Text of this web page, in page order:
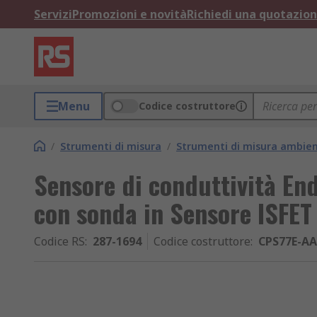
ServiziPromozioni e novitàRichiedi una
Menu Codice costruttore
/ Strumenti di misura / Strumenti di misura
Sensore di conduttività
con sonda in Sensore ISFET
Codice RS: 287-1694 Codice costruttore: CPS77E-